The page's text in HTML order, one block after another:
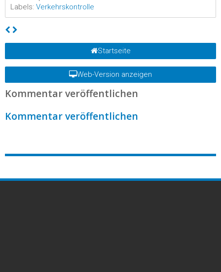
Labels: Verkehrskontrolle
Startseite
Web-Version anzeigen
Kommentar veröffentlichen
Kommentar veröffentlichen